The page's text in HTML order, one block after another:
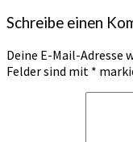
Schreibe einen
Deine E-Mail-
Felder sind mit *